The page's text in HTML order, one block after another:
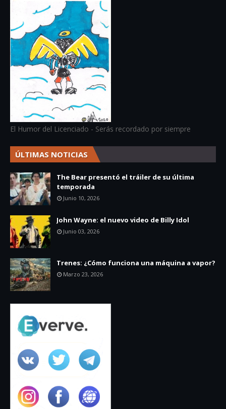
El Humor del Licenciado - Serás recordado por siempre
ÚLTIMAS NOTICIAS
The Bear presentó el tráiler de su última
temporada
Junio 10, 2026
John Wayne: el nuevo video de Billy Idol
Junio 03, 2026
Trenes: ¿Cómo funciona una máquina a vapor?
Marzo 23, 2026